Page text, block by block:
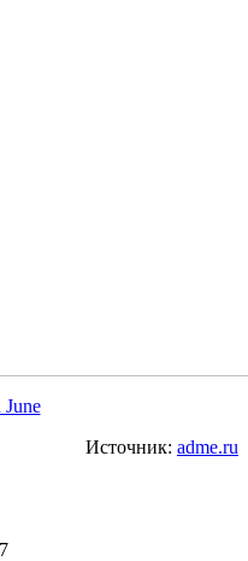
Источник: adme.ru